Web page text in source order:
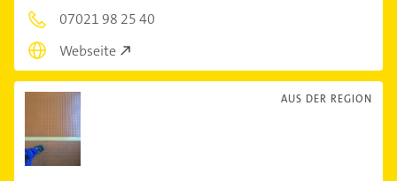
07021 98 25 40
Webseite
AUS DER REGION